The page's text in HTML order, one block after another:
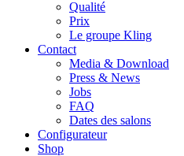
Qualité
Prix
Le groupe Kling
Contact
Media & Download
Press & News
Jobs
FAQ
Dates des salons
Configurateur
Shop